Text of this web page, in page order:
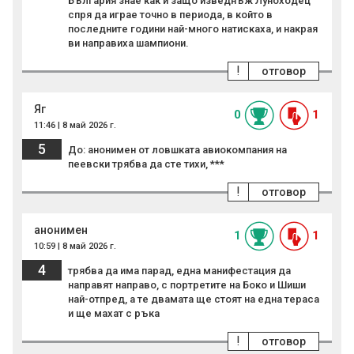
спря да играе точно в периода, в който в
последните години най-много натискаха, и накрая
ви направиха шампиони.
отговор
!
Яг
11:46 | 8 май 2026 г.
0 1
5
До: анонимен от ловшката авиокомпания на
пеевски трябва да сте тихи, ***
отговор
!
анонимен
10:59 | 8 май 2026 г.
1 1
4
трябва да има парад, една манифестация да
направят направо, с портретите на Боко и Шиши
най-отпред, а те двамата ще стоят на една тераса
и ще махат с ръка
отговор
!